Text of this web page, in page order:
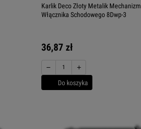
Karlik Deco Złoty Metalik Mechanizm
Włącznika Schodowego 8Dwp-3
36,87 zł
− +
Do koszyka